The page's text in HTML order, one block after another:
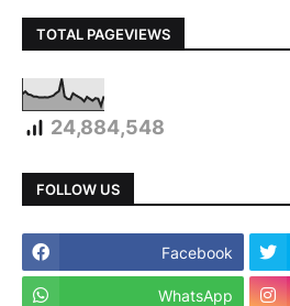
TOTAL PAGEVIEWS
24,884,548
FOLLOW US
Facebook
WhatsApp